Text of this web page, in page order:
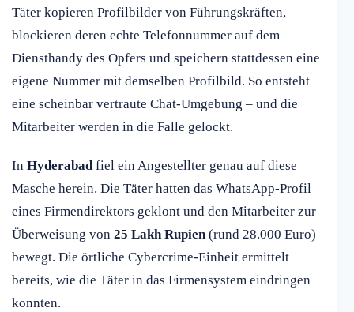
Täter kopieren Profilbilder von Führungskräften,
blockieren deren echte Telefonnummer auf dem
Diensthandy des Opfers und speichern stattdessen eine
eigene Nummer mit demselben Profilbild. So entsteht
eine scheinbar vertraute Chat-Umgebung – und die
Mitarbeiter werden in die Falle gelockt.
In Hyderabadfiel ein Angestellter genau auf diese
Masche herein. Die Täter hatten das WhatsApp-Profil
eines Firmendirektors geklont und den Mitarbeiter zur
Überweisung von 25 Lakh Rupien(rund 28.000 Euro)
bewegt. Die örtliche Cybercrime-Einheit ermittelt
bereits, wie die Täter in das Firmensystem eindringen
konnten.